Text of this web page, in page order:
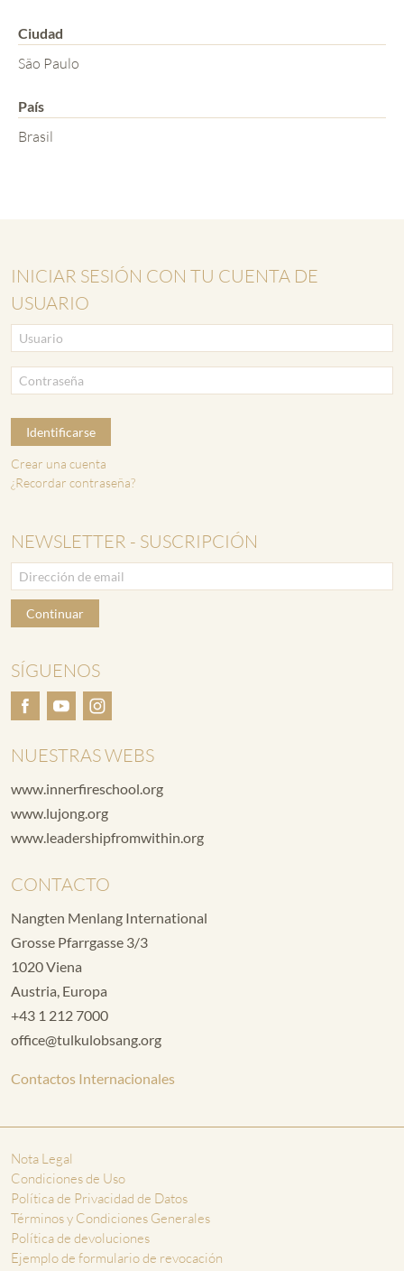
Ciudad
São Paulo
País
Brasil
INICIAR SESIÓN CON TU CUENTA DE
USUARIO
Identificarse
Crear una cuenta
¿Recordar contraseña?
NEWSLETTER - SUSCRIPCIÓN
Continuar
SÍGUENOS
NUESTRAS WEBS
www.innerfireschool.org
www.lujong.org
www.leadershipfromwithin.org
CONTACTO
Nangten Menlang International
Grosse Pfarrgasse 3/3
1020 Viena
Austria, Europa
+43 1 212 7000
office@tulkulobsang.org
Contactos Internacionales
Nota Legal
Condiciones de Uso
Política de Privacidad de Datos
Términos y Condiciones Generales
Política de devoluciones
Ejemplo de formulario de revocación